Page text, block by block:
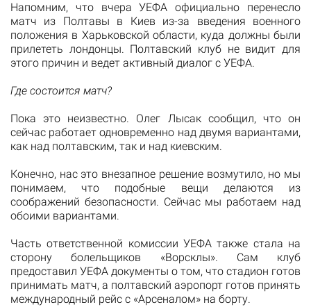
Напомним, что вчера УЕФА официально перенесло
матч из Полтавы в Киев из-за введения военного
положения в Харьковской области, куда должны были
прилететь лондонцы. Полтавский клуб не видит для
этого причин и ведет активный диалог с УЕФА.
Где состоится матч?
Пока это неизвестно. Олег Лысак сообщил, что он
сейчас работает одновременно над двумя вариантами,
как над полтавским, так и над киевским.
Конечно, нас это внезапное решение возмутило, но мы
понимаем, что подобные вещи делаются из
соображений безопасности. Сейчас мы работаем над
обоими вариантами.
Часть ответственной комиссии УЕФА также стала на
сторону болельщиков «Ворсклы». Сам клуб
предоставил УЕФА документы о том, что стадион готов
принимать матч, а полтавский аэропорт готов принять
международный рейс с «Арсеналом» на борту.